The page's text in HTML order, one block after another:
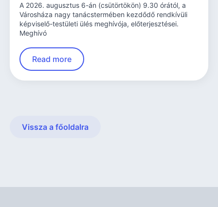
A 2026. augusztus 6-án (csütörtökön) 9.30 órától, a
Városháza nagy tanácstermében kezdődő rendkívüli
képviselő-testületi ülés meghívója, előterjesztései.
Meghívó
Read more
Vissza a főoldalra